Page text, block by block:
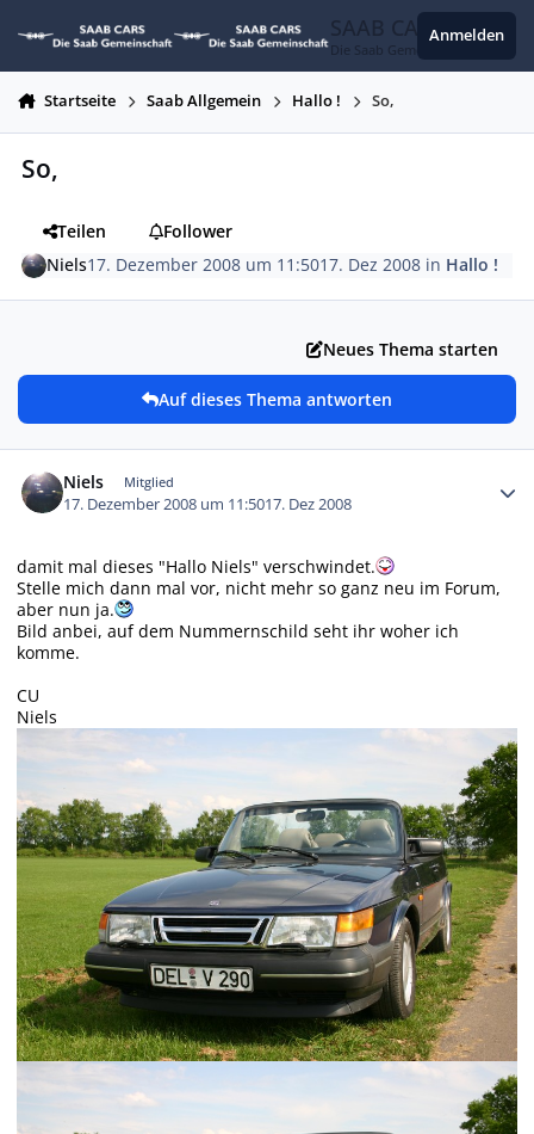
SAAB CARS
Die Saab Gemeinschaft
Anmelden
Startseite Saab Allgemein Hallo ! So,
So,
Teilen
Follower
Niels17. Dezember 2008 um 11:5017. Dez 2008 in Hallo !
Neues Thema starten
Auf dieses Thema antworten
Niels Mitglied
17. Dezember 2008 um 11:5017. Dez 2008
damit mal dieses "Hallo Niels" verschwindet.
Stelle mich dann mal vor, nicht mehr so ganz neu im Forum,
aber nun ja.
Bild anbei, auf dem Nummernschild seht ihr woher ich
komme.
CU
Niels